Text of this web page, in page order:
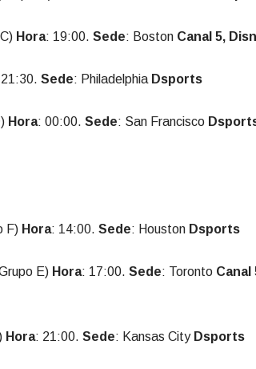
Hora: 19:00. Sede: Boston Canal 5,
Sede: Philadelphia Dsports
Hora: 00:00. Sede: San Francisco
F) Hora: 14:00. Sede: Houston Dsports
E) Hora: 17:00. Sede: Toronto Canal
Hora: 21:00. Sede: Kansas City Dsports